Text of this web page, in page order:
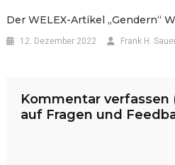
Der WELEX-Artikel „Gendern“
12. Dezember 2022 Frank H.
Kommentar verfassen
auf Fragen und